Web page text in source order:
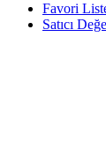
Favori
Satıcı